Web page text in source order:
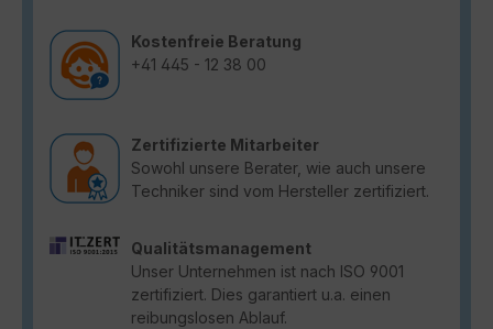
Kostenfreie Beratung
+41 445 - 12 38 00
Zertifizierte Mitarbeiter
Sowohl unsere Berater, wie auch unsere
Techniker sind vom Hersteller zertifiziert.
Qualitätsmanagement
Unser Unternehmen ist nach ISO 9001
zertifiziert. Dies garantiert u.a. einen
reibungslosen Ablauf.